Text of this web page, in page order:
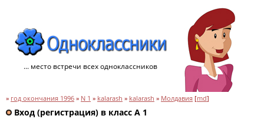
... место встречи всех одноклассников
» год окончания 1996 » N 1 » kalarash » kalarash » Молдавия [md]
Вход (регистрация) в класс A 1